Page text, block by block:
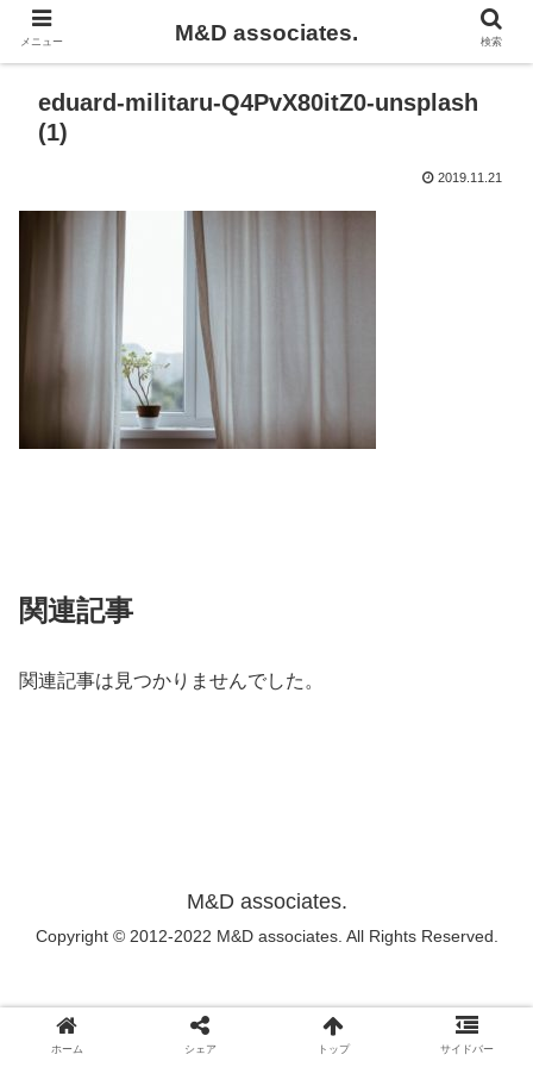
eduard-militaru-Q4PvX80itZ0-unsplash
(1)
2019.11.21
関連記事
関連記事は見つかりませんでした。
M&D associates.
Copyright © 2012-2022 M&D associates. All Rights Reserved.
メニュー M&D associates. 検索
ホーム シェア トップ サイドバー